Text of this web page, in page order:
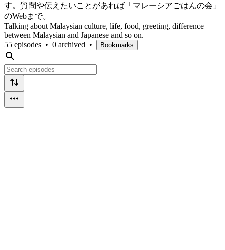
す。質問や伝えたいことがあれば「マレーシアごはんの会」
のWebまで。
Talking about Malaysian culture, life, food, greeting, difference
between Malaysian and Japanese and so on.
55 episodes • 0 archived • Bookmarks